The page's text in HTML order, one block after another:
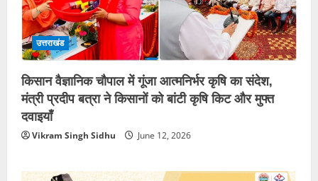
उत्तराखंड
किसान वैज्ञानिक चौपाल में गूंजा आत्मनिर्भर कृषि का संदेश,
मंत्री प्रदीप बत्रा ने किसानों को बांटी कृषि किट और मुफ्त
दवाइयाँ
Vikram Singh Sidhu June 12, 2026